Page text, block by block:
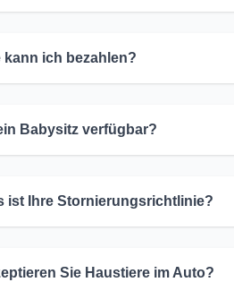
kann ich bezahlen?
Babysitz verfügbar?
ist Ihre Stornierungsrichtlinie?
Sie Haustiere im Auto?